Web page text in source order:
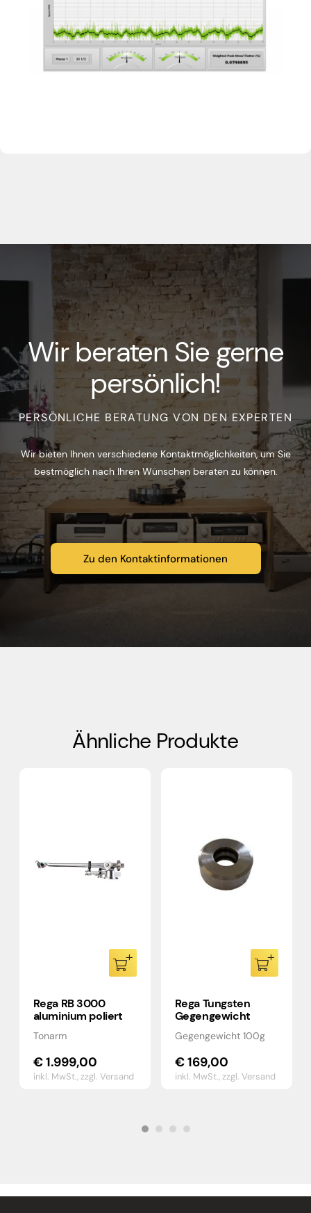
Wir beraten Sie gerne
persönlich!
PERSÖNLICHE BERATUNG VON DEN EXPERTEN
Wir bieten Ihnen verschiedene Kontaktmöglichkeiten, um Sie
bestmöglich nach Ihren Wünschen beraten zu können.
Zu den Kontaktinformationen
Ähnliche Produkte
Rega RB 3000
aluminium poliert
Tonarm
€1.999,00
inkl. MwSt.,zzgl. Versand
Rega Tungsten
Gegengewicht
Gegengewicht 100g
€169,00
inkl. MwSt.,zzgl. Versand